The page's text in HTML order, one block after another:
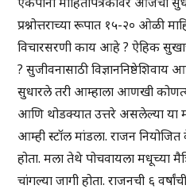
प्रश्नोत्तराच्या रूपात १५-२० ओळी
विचारसरणी काय आहे ? ऐहिक
? सुजीवनासाठी
सुधारले तरी आम्हाला आणखी
आणि थोडक्यात उत्तरे असलेल्या या
आम्ही स्टॉल मांडला. राजन नियोजित
होता. मला तेथे पोचवायला मधूच्या
चांगल्या जागी होता. राजनची ६